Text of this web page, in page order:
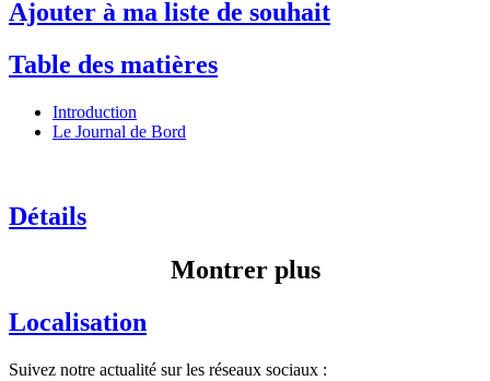
Ajouter à ma liste de souhait
Table des matières
Introduction
Le Journal de Bord
Détails
Montrer plus
Localisation
Suivez notre actualité sur les réseaux sociaux :